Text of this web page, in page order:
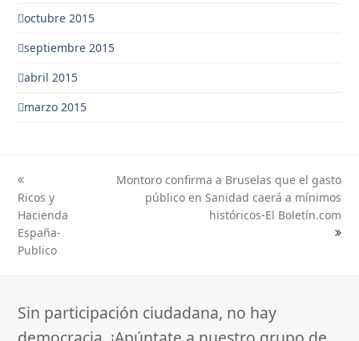
octubre 2015
septiembre 2015
abril 2015
marzo 2015
previous
post:
Ricos y
Hacienda
España-
Publico
Montoro confirma a Bruselas que el gasto
público en Sanidad caerá a mínimos
históricos-El Boletín.com
Sin participación ciudadana, no hay